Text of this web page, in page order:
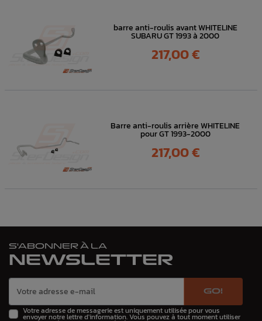
barre anti-roulis avant WHITELINE
SUBARU GT 1993 à 2000
Prix
217,00 €
Barre anti-roulis arrière WHITELINE
pour GT 1993-2000
Prix
217,00 €
S'ABONNER À LA
NEWSLETTER
GO!
Votre adresse de messagerie est uniquement utilisée pour vous
envoyer notre lettre d'information. Vous pouvez à tout moment utiliser